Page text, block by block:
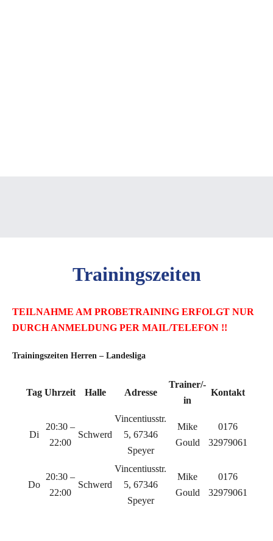
Trainingszeiten
TEILNAHME AM PROBETRAINING ERFOLGT NUR
DURCH ANMELDUNG PER MAIL/TELEFON !!
Trainingszeiten Herren – Landesliga
Tag Uhrzeit Halle Adresse
Trainer/-
in
Kontakt
Di
20:30 –
22:00
Schwerd
Vincentiusstr.
5, 67346
Speyer
Mike
Gould
0176
32979061
Do
20:30 –
22:00
Schwerd
Vincentiusstr.
5, 67346
Speyer
Mike
Gould
0176
32979061